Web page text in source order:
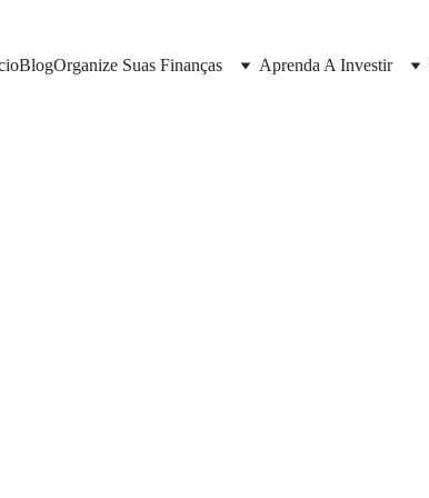
BlogOrganize Suas Finanças Aprenda A Investir